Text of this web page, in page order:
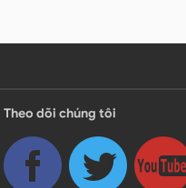
Theo dõi chúng tôi